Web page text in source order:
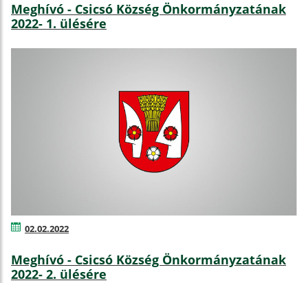
Meghívó - Csicsó Község Önkormányzatának
2022- 1. ülésére
02.02.2022
Meghívó - Csicsó Község Önkormányzatának
2022- 2. ülésére